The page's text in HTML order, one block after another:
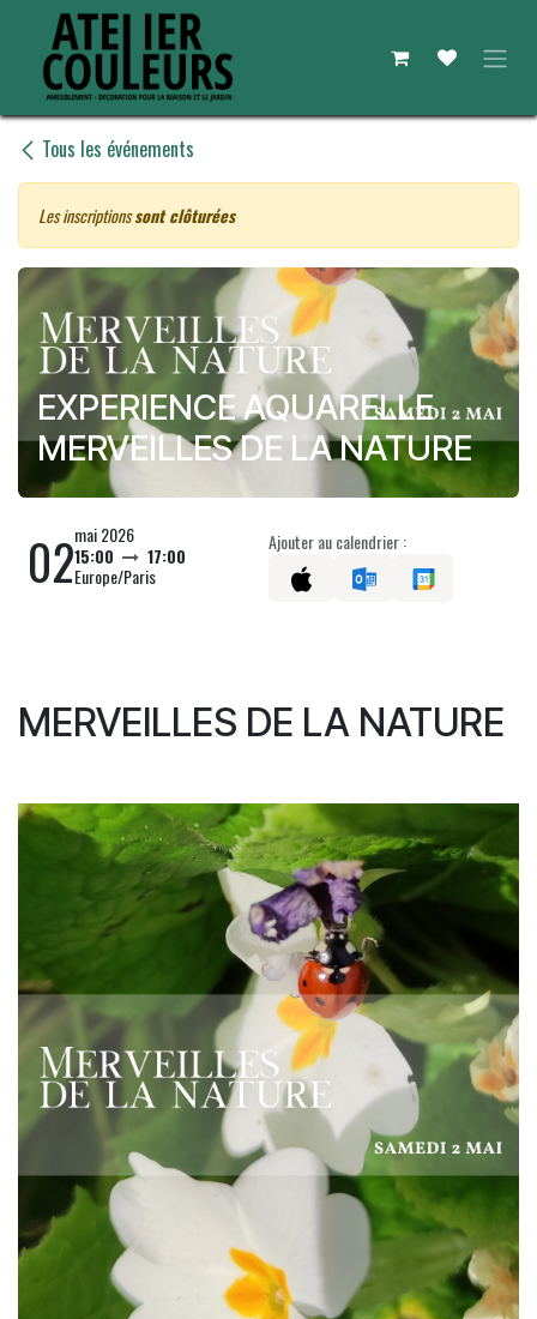
Se rendre au contenu
Tous les événements
Les inscriptionssont clôturées
EXPERIENCE AQUARELLE
MERVEILLES DE LA NATURE
02mai 2026
15:00
17:00
Europe/Paris
Ajouter au calendrier :
MERVEILLES DE LA NATURE